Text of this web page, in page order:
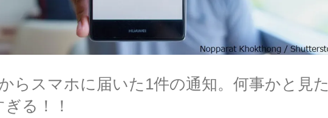
らスマホに届いた1件の通知。何事かと見た
る！！